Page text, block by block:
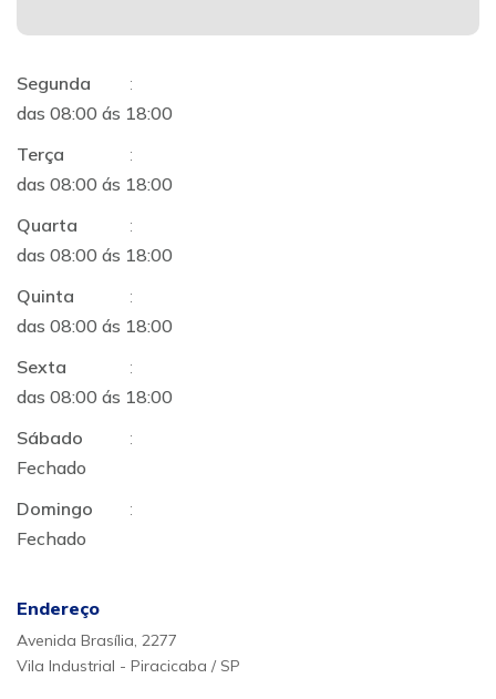
Segunda
:
das 08:00 ás 18:00
Terça
:
das 08:00 ás 18:00
Quarta
:
das 08:00 ás 18:00
Quinta
:
das 08:00 ás 18:00
Sexta
:
das 08:00 ás 18:00
Sábado
:
Fechado
Domingo
:
Fechado
Endereço
Avenida Brasília, 2277
Vila Industrial - Piracicaba / SP